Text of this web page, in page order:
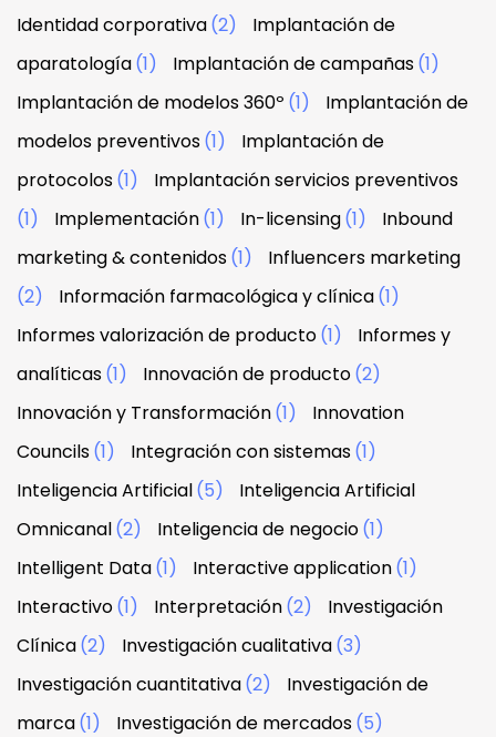
Identidad corporativa(2)
Implantación de
aparatología(1) Implantación de campañas(1)
Implantación de modelos 360º (1)
Implantación de
modelos preventivos(1)
Implantación de
protocolos(1)
Implantación servicios preventivos
(1)
Implementación(1) In-licensing(1)
Inbound
marketing & contenidos(1)
Influencers marketing
(2)
Información farmacológica y clínica(1)
Informes valorización de producto(1)
Informes y
analíticas(1) Innovación de producto(2)
Innovación y Transformación(1)
Innovation
Councils(1) Integración con sistemas(1)
Inteligencia Artificial(5)
Inteligencia Artificial
Omnicanal(2) Inteligencia de negocio(1)
Intelligent Data(1) Interactive application(1)
Interactivo(1) Interpretación(2)
Investigación
Clínica(2) Investigación cualitativa(3)
Investigación cuantitativa(2)
Investigación de
marca(1) Investigación de mercados(5)